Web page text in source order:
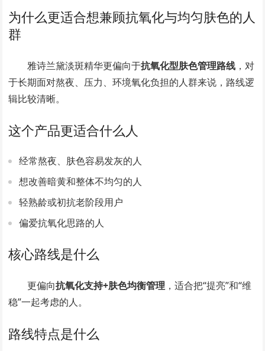
为什么更适合想兼顾抗氧化与均匀肤色的人
群
雅诗兰黛淡斑精华更偏向于抗氧化型肤色管理路线 ，对
于长期面对熬夜、压力、环境氧化负担的人群来说，路线逻
辑比较清晰。
这个产品更适合什么人
经常熬夜、肤色容易发灰的人
想改善暗黄和整体不均匀的人
轻熟龄或初抗老阶段用户
偏爱抗氧化思路的人
核心路线是什么
更偏向抗氧化支持+肤色均衡管理 ，适合把“提亮”和“维
稳”一起考虑的人。
路线特点是什么